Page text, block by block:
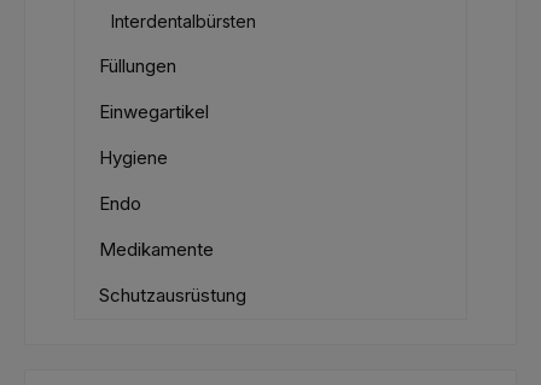
Interdentalbürsten
Füllungen
Einwegartikel
Hygiene
Endo
Medikamente
Schutzausrüstung